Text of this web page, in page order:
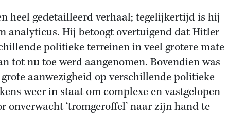
heel gedetailleerd verhaal; tegelijkertijd is hij
analyticus. Hij betoogt overtuigend dat Hitler
politieke terreinen in veel grotere mate
tot nu toe werd aangenomen. Bovendien was
aanwezigheid op verschillende politieke
weer in staat om complexe en vastgelopen
onverwacht ‘tromgeroffel’ naar zijn hand te